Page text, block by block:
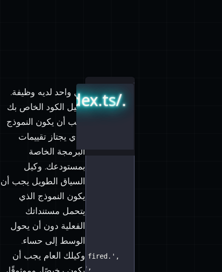
./src/mastra/index.ts
Write bugs? You are fired. ' ,
'claude-sonnet-4-5' ),
كل واحد لديه وظيفة.
وكيل الكود الخاص بك
يجب أن يكون النموذج
الذي يجتاز تقييمات
البرمجة الخاصة
بمستودعك. وكيل
السياق الطويل يجب أن
يكون النموذج الذي
يتحمل مستنداتك
الفعلية دون أن يحول
الوسط إلى حساء.
وكيلك العام يجب أن